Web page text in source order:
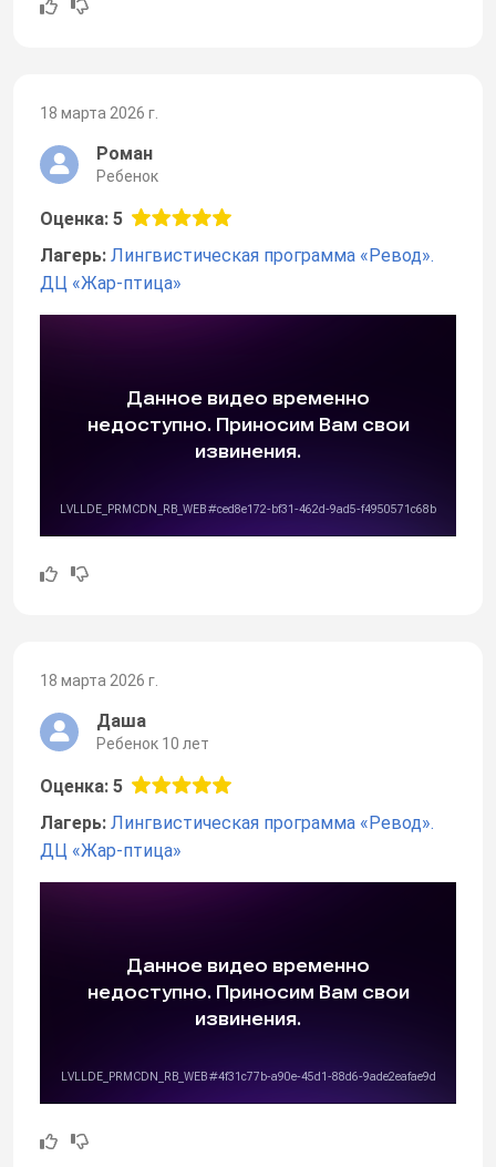
18 марта 2026 г.
Роман
Ребенок
Оценка: 5
Лагерь: Лингвистическая программа «Ревод».
ДЦ «Жар-птица»
18 марта 2026 г.
Даша
Ребенок 10 лет
Оценка: 5
Лагерь: Лингвистическая программа «Ревод».
ДЦ «Жар-птица»